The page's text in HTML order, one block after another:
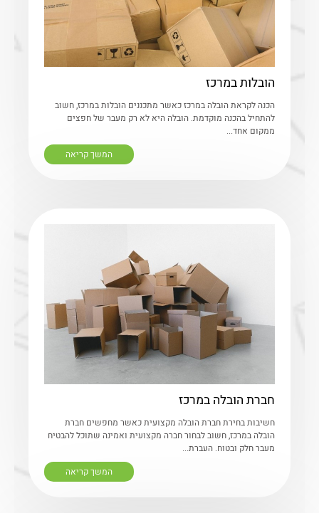
הובלות במרכז
הכנה לקראת הובלה במרכז כאשר מתכננים הובלות במרכז, חשוב
להתחיל בהכנה מוקדמת. הובלה היא לא רק מעבר של חפצים
ממקום אחד...
המשך קריאה
חברת הובלה במרכז
חשיבות בחירת חברת הובלה מקצועית כאשר מחפשים חברת
הובלה במרכז, חשוב לבחור חברה מקצועית ואמינה שתוכל להבטיח
מעבר חלק ובטוח. העברת...
המשך קריאה